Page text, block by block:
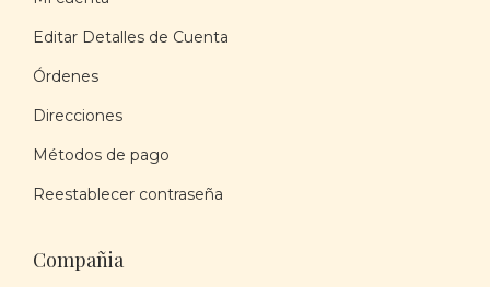
Editar Detalles de Cuenta
Órdenes
Direcciones
Métodos de pago
Reestablecer contraseña
Compañia